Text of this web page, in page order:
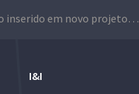
Técnico inserido em novo projeto de consórcio que reúne nove universidades europeias
I&I